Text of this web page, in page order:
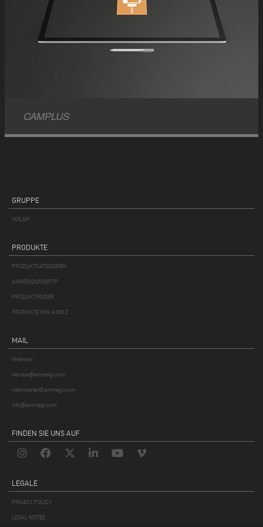
CAMPLUS
GRUPPE
VOILÀP
PRODUKTE
PRODUKTKATEGORIEN
ANWENDUNGSTYP
PRODUKTFINDER
PRODUKTE VON A BIS Z
MAIL
Webmail
service@emmegi.com
webmaster@emmegi.com
info@emmegi.com
FINDEN SIE UNS AUF
LEGALE
PRIVACY POLICY
LEGAL NOTES